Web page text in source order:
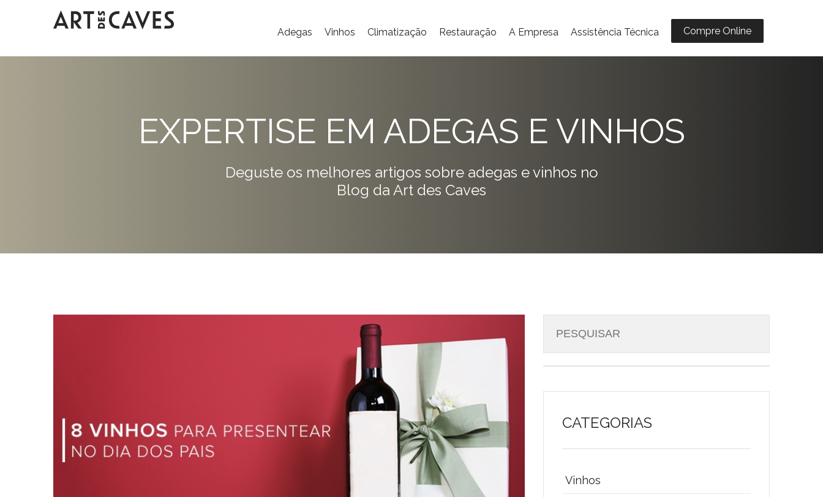
Adegas Vinhos Climatização Restauração A Empresa Assistência Técnica Compre Online
EXPERTISE EM ADEGAS E VINHOS
Deguste os melhores artigos sobre adegas e vinhos no
Blog da Art des Caves
CATEGORIAS
Vinhos